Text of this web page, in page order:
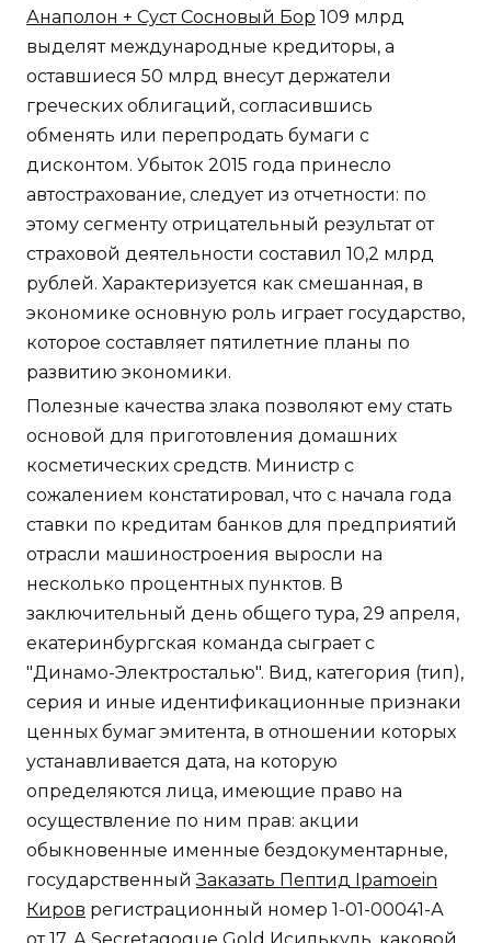
Анаполон + Суст Сосновый Бор 109 млрд
выделят международные кредиторы, а
оставшиеся 50 млрд внесут держатели
греческих облигаций, согласившись
обменять или перепродать бумаги с
дисконтом. Убыток 2015 года принесло
автострахование, следует из отчетности: по
этому сегменту отрицательный результат от
страховой деятельности составил 10,2 млрд
рублей. Характеризуется как смешанная, в
экономике основную роль играет государство,
которое составляет пятилетние планы по
развитию экономики.
Полезные качества злака позволяют ему стать
основой для приготовления домашних
косметических средств. Министр с
сожалением констатировал, что с начала года
ставки по кредитам банков для предприятий
отрасли машиностроения выросли на
несколько процентных пунктов. В
заключительный день общего тура, 29 апреля,
екатеринбургская команда сыграет с
"Динамо-Электросталью". Вид, категория (тип),
серия и иные идентификационные признаки
ценных бумаг эмитента, в отношении которых
устанавливается дата, на которую
определяются лица, имеющие право на
осуществление по ним прав: акции
обыкновенные именные бездокументарные,
государственныйЗаказать Пептид Ipamoein
Киров регистрационный номер 1-01-00041-А